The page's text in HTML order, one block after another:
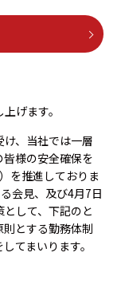
げます。
、当社では一層
様の安全確保を
を推進しておりま
会見、及び4月7日
して、下記のと
とする勤務体制
てまいります。